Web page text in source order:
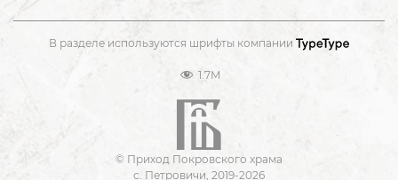
В разделе используются шрифты компании
1.7M
© Приход Покровского храма
с. Петровичи, 2019-2026